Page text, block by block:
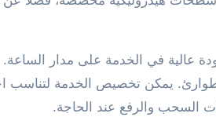
عالية في الخدمة على مدار
يمكن تخصيص الخدمة لتناسب
السحب والرفع عند الحاجة.